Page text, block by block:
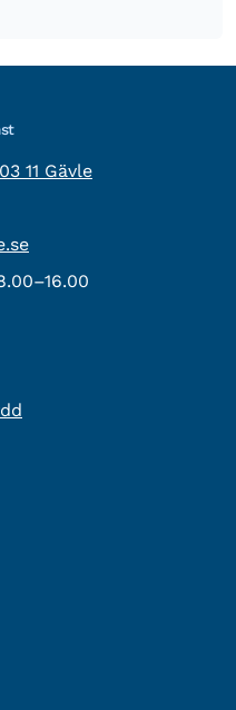
11 Gävle